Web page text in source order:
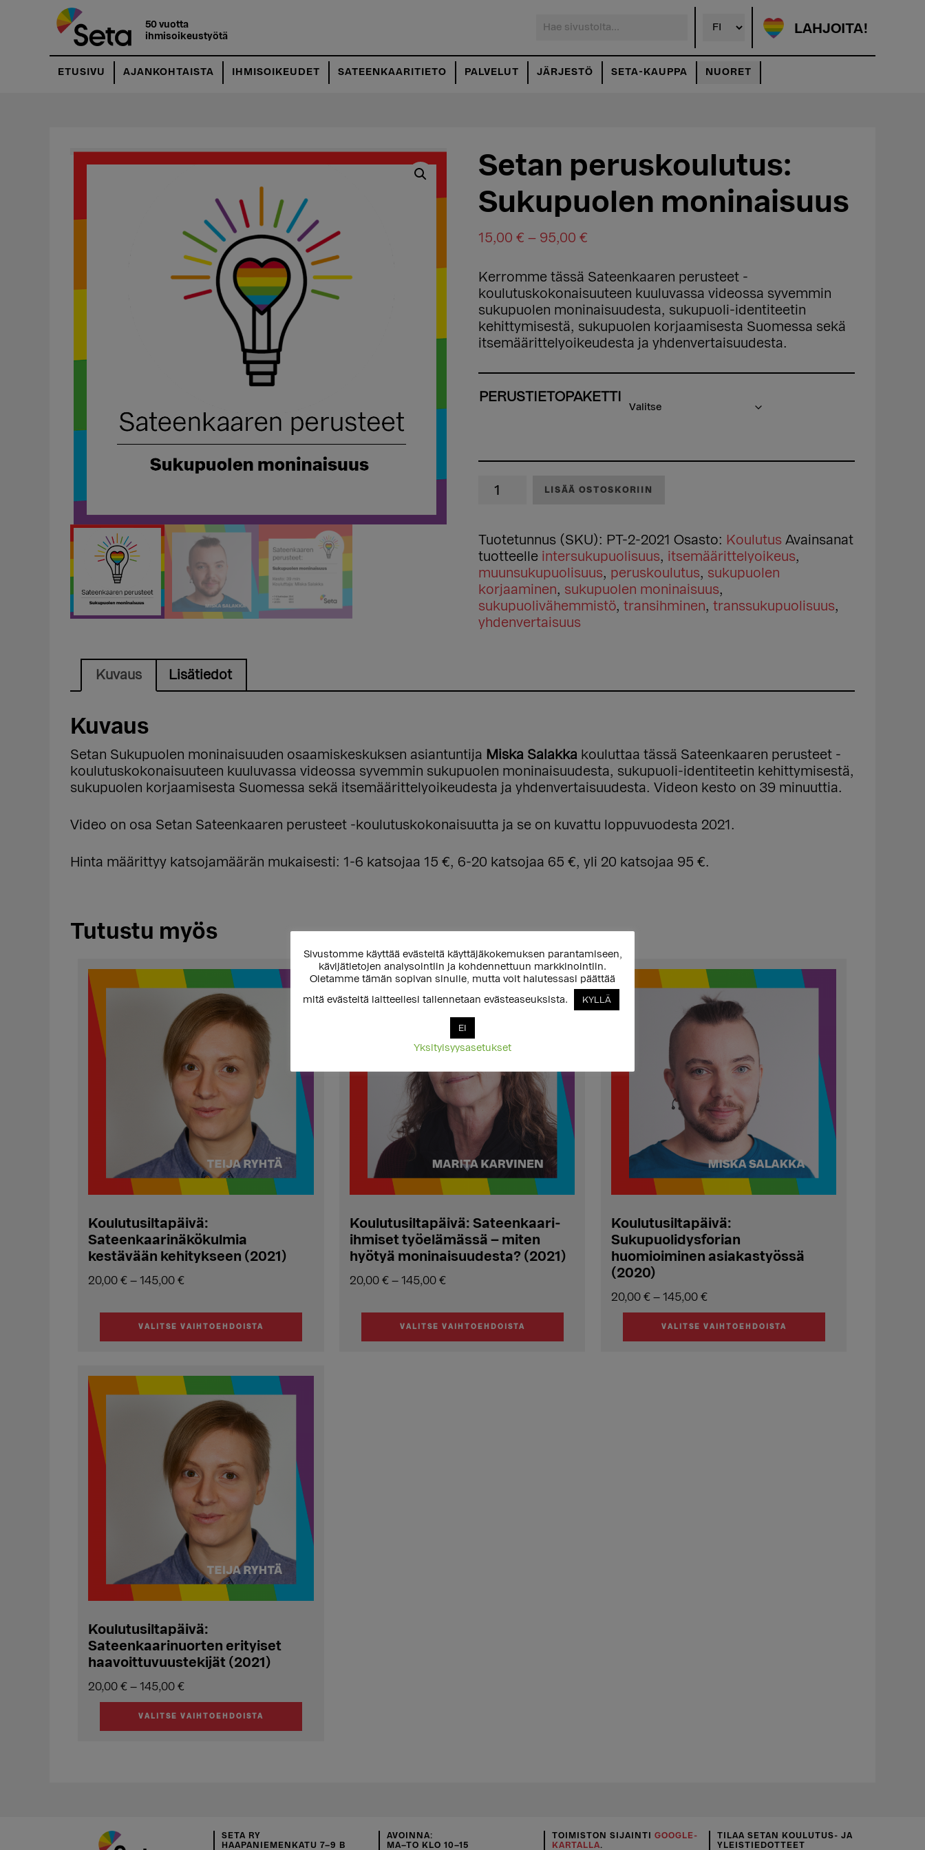
pääsisältöön
50 vuotta
ihmisoikeustyötä
LAHJOITA!
Hae
ETUSIVU AJANKOHTAISTA IHMISOIKEUDET SATEENKAARITIETO PALVELUT JÄRJESTÖ SETA-KAUPPA NUORET
Setan peruskoulutus:
Sukupuolen moninaisuus
15,00 € – 95,00 €Hintaluokka:
-
95,00 €
Kerromme tässä Sateenkaaren perusteet -
koulutuskokonaisuuteen kuuluvassa videossa syvemmin
sukupuolen moninaisuudesta, sukupuoli-identiteetin
kehittymisestä, sukupuolen korjaamisesta Suomessa sekä
itsemäärittelyoikeudesta ja yhdenvertaisuudesta.
PERUSTIETOPAKETTI
Setan
moninaisuus
määrä
LISÄÄ OSTOSKORIIN
Tuotetunnus (SKU): PT-2-2021 Osasto: Koulutus Avainsanat
tuotteelle intersukupuolisuus, itsemäärittelyoikeus,
muunsukupuolisuus, peruskoulutus, sukupuolen
korjaaminen, sukupuolen moninaisuus,
sukupuolivähemmistö, transihminen, transsukupuolisuus,
yhdenvertaisuus
Kuvaus Lisätiedot
Kuvaus
Setan Sukupuolen moninaisuuden osaamiskeskuksen asiantuntija Miska Salakka kouluttaa tässä Sateenkaaren perusteet -
koulutuskokonaisuuteen kuuluvassa videossa syvemmin sukupuolen moninaisuudesta, sukupuoli-identiteetin kehittymisestä,
sukupuolen korjaamisesta Suomessa sekä itsemäärittelyoikeudesta ja yhdenvertaisuudesta. Videon kesto on 39 minuuttia.
Video on osa Setan Sateenkaaren perusteet -koulutuskokonaisuutta ja se on kuvattu loppuvuodesta 2021.
Hinta määrittyy katsojamäärän mukaisesti: 1-6 katsojaa 15 €, 6-20 katsojaa 65 €, yli 20 katsojaa 95 €.
Tutustu myös
Koulutusiltapäivä:
Sateenkaarinäkökulmia
kestävään kehitykseen (2021)
20,00€ – 145,00€Hintaluokka:
-
145,00 €
VALITSE VAIHTOEHDOISTA
on
useampi
muunnelma.
Voit
tehdä
valinnat
Koulutusiltapäivä: Sateenkaari-
ihmiset työelämässä – miten
hyötyä moninaisuudesta? (2021)
20,00€ – 145,00€Hintaluokka:
-
145,00 €
VALITSE VAIHTOEHDOISTA
Koulutusiltapäivä:
Sukupuolidysforian
huomioiminen asiakastyössä
(2020)
20,00€ – 145,00€Hintaluokka:
20,00 €
-
VALITSE VAIHTOEHDOISTA
Koulutusiltapäivä:
Sateenkaarinuorten erityiset
haavoittuvuustekijät (2021)
20,00€ – 145,00€Hintaluokka:
20,00 €
-
VALITSE VAIHTOEHDOISTA
tehdä
SETA RY
HAAPANIEMENKATU 7–9 B
AVOINNA:
MA–TO KLO 10–15
TOIMISTON SIJAINTI GOOGLE-
KARTALLA.
TILAA SETAN KOULUTUS- JA
YLEISTIEDOTTEET
Sivustomme käyttää evästeitä käyttäjäkokemuksen parantamiseen,
kävijätietojen analysointiin ja kohdennettuun markkinointiin.
Oletamme tämän sopivan sinulle, mutta voit halutessasi päättää
mitä evästeitä laitteellesi tallennetaan evästeaseuksista.
KYLLÄ
EI
Yksityisyysasetukset